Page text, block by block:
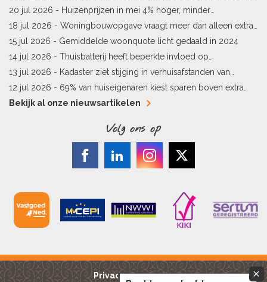
Limburg en Pekela
20 jul 2026 - Huizenprijzen in mei 4% hoger, minder
woningverkopen
18 jul 2026 - Woningbouwopgave vraagt meer dan alleen extra
vergunningen
15 jul 2026 - Gemiddelde woonquote licht gedaald in 2024
14 jul 2026 - Thuisbatterij heeft beperkte invloed op
energielabel
13 jul 2026 - Kadaster ziet stijging in verhuisafstanden van
kopers
12 jul 2026 - 69% van huiseigenaren kiest sparen boven extra
hypotheekaflossing
Bekijk al onze nieuwsartikelen
Volg ons op
Privacy reglement